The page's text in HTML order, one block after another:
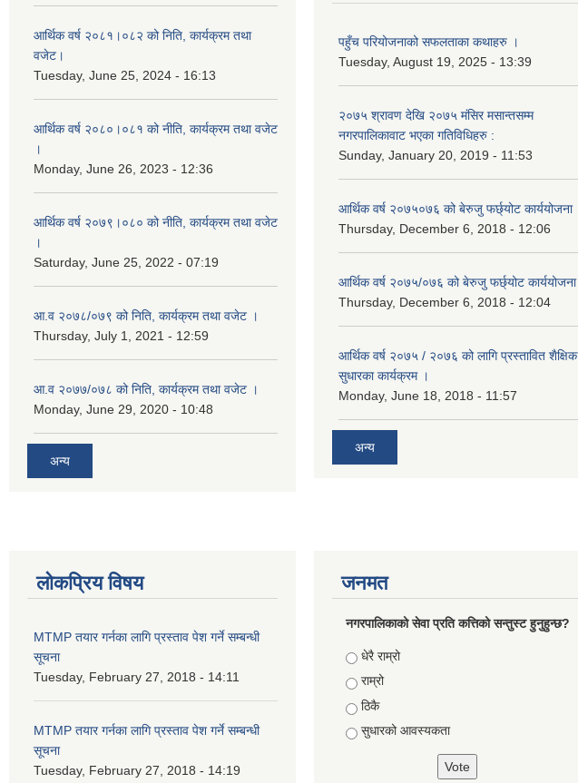
आर्थिक वर्ष २०८१।०८२ को निति, कार्यक्रम तथा
वजेट।
Tuesday, June 25, 2024 - 16:13
आर्थिक वर्ष २०८०।०८१ को नीति, कार्यक्रम तथा वजेट
।
Monday, June 26, 2023 - 12:36
आर्थिक वर्ष २०७९।०८० को नीति, कार्यक्रम तथा वजेट
।
Saturday, June 25, 2022 - 07:19
आ.व २०७८/०७९ को निति, कार्यक्रम तथा वजेट ।
Thursday, July 1, 2021 - 12:59
आ.व २०७७/०७८ को निति, कार्यक्रम तथा वजेट ।
Monday, June 29, 2020 - 10:48
अन्य
पहुँच परियोजनाको सफलताका कथाहरु ।
Tuesday, August 19, 2025 - 13:39
२०७५ श्रावण देखि २०७५ मंसिर मसान्तसम्म
नगरपालिकावाट भएका गतिविधिहरु :
Sunday, January 20, 2019 - 11:53
आर्थिक वर्ष २०७५०७६ को बेरुजु फर्छ्योट कार्ययोजना
Thursday, December 6, 2018 - 12:06
आर्थिक वर्ष २०७५/०७६ को बेरुजु फर्छ्योट कार्ययोजना
Thursday, December 6, 2018 - 12:04
आर्थिक वर्ष २०७५ / २०७६ को लागि प्रस्तावित शैक्षिक
सुधारका कार्यक्रम ।
Monday, June 18, 2018 - 11:57
अन्य
लोकप्रिय विषय
MTMP तयार गर्नका लागि प्रस्ताव पेश गर्ने सम्बन्धी
सूचना
Tuesday, February 27, 2018 - 14:11
MTMP तयार गर्नका लागि प्रस्ताव पेश गर्ने सम्बन्धी
सूचना
Tuesday, February 27, 2018 - 14:19
जनमत
नगरपालिकाको सेवा प्रति कत्तिको सन्तुस्ट हुनुहुन्छ?
Choices
धेरै राम्रो
राम्रो
ठिकै
सुधारको आवस्यकता